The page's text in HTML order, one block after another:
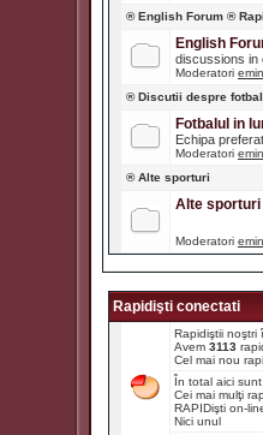
® English Forum ®
English
discussions in
Moderatori
® Discutii despre
Fotbalul in
Echipa
Moderatori
® Alte sporturi
Alte sporturi
Moderatori
Rapidişti conectati
Rapidiştii noştri
Avem 3113
Cel mai nou
În total aici sunt
Cei mai mulţi
RAPIDişti on-
Nici unul